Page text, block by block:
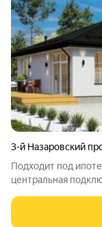
3-й Назаровский
Подходит под
центральная
комнаты, все
витражным